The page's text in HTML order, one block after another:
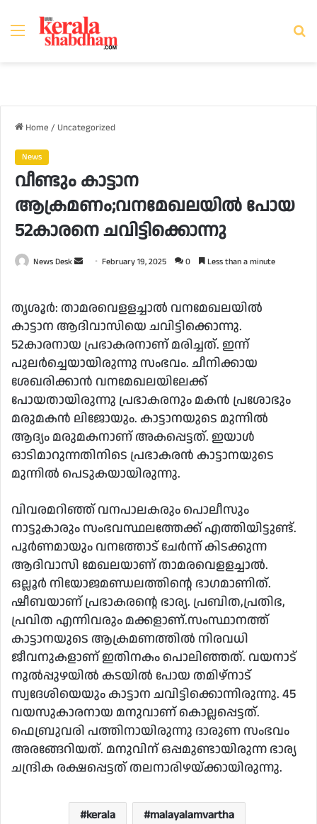
Menu
Home / Uncategorized
News
വീണ്ടും കാട്ടാന
ആക്രമണം;വനമേഖലയിൽ പോയ
52കാരനെ ചവിട്ടിക്കൊന്നു
News Desk
Send February 19, 2025 0 Less than a minute
തൃശൂർ: താമരവെളളച്ചാൽ വനമേഖലയിൽ
കാട്ടാന ആദിവാസിയെ ചവിട്ടിക്കൊന്നു.
52കാരനായ പ്രഭാകരനാണ് മരിച്ചത്. ഇന്ന്
പുലർച്ചെയായിരുന്നു സംഭവം. ചീനിക്കായ
ശേഖരിക്കാൻ വനമേഖലയിലേക്ക്
പോയതായിരുന്നു പ്രഭാകരനും മകൻ പ്രശോഭും
മരുമകൻ ലിജോയും. കാട്ടാനയുടെ മുന്നിൽ
ആദ്യം മരുമകനാണ് അകപ്പെട്ടത്. ഇയാൾ
ഓടിമാറുന്നതിനിടെ പ്രഭാകരൻ കാട്ടാനയുടെ
മുന്നിൽ പെടുകയായിരുന്നു.
വിവരമറിഞ്ഞ് വനപാലകരും പൊലീസും
നാട്ടുകാരും സംഭവസ്ഥലത്തേക്ക് എത്തിയിട്ടുണ്ട്.
പൂർണമായും വനത്തോട് ചേർന്ന് കിടക്കുന്ന
ആദിവാസി മേഖലയാണ് താമരവെളളച്ചാൽ.
ഒല്ലൂർ നിയോജമണ്ഡലത്തിന്റെ ഭാഗമാണിത്.
ഷീബയാണ് പ്രഭാകരന്റെ ഭാര്യ. പ്രബിത,​പ്രതിഭ,​
പ്രവിത എന്നിവരും മക്കളാണ്.സംസ്ഥാനത്ത്
കാട്ടാനയുടെ ആക്രമണത്തിൽ നിരവധി
ജീവനുകളാണ് ഇതിനകം പൊലിഞ്ഞത്. വയനാട്
നൂൽപ്പുഴയിൽ കടയിൽ പോയ തമിഴ്നാട്
സ്വദേശിയെയും കാട്ടാന ചവിട്ടിക്കൊന്നിരുന്നു. 45
വയസുകാരനായ മനുവാണ് കൊല്ലപ്പെട്ടത്.
ഫെബ്രുവരി പത്തിനായിരുന്നു ദാരുണ സംഭവം
അരങ്ങേറിയത്. മനുവിന് ഒപ്പമുണ്ടായിരുന്ന ഭാര്യ
ചന്ദ്രിക രക്ഷപ്പെട്ടത് തലനാരിഴയ്ക്കായിരുന്നു.
kerala
malayalamvartha